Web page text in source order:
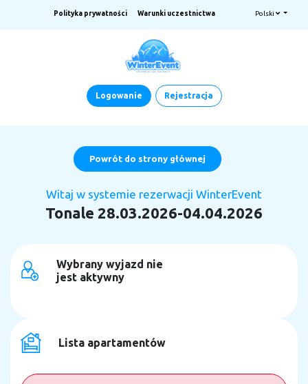
Polityka prywatności Warunki uczestnictwa Polski
Logowanie Rejestracja
Powrót do strony głównej
Witaj w systemie rezerwacji WinterEvent
Tonale 28.03.2026-04.04.2026
Lista apartamentów
Wybrany wyjazd nie
jest aktywny